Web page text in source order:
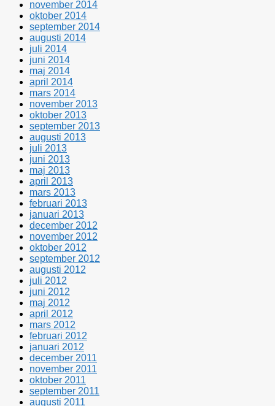
november 2014
oktober 2014
september 2014
augusti 2014
juli 2014
juni 2014
maj 2014
april 2014
mars 2014
november 2013
oktober 2013
september 2013
augusti 2013
juli 2013
juni 2013
maj 2013
april 2013
mars 2013
februari 2013
januari 2013
december 2012
november 2012
oktober 2012
september 2012
augusti 2012
juli 2012
juni 2012
maj 2012
april 2012
mars 2012
februari 2012
januari 2012
december 2011
november 2011
oktober 2011
september 2011
augusti 2011